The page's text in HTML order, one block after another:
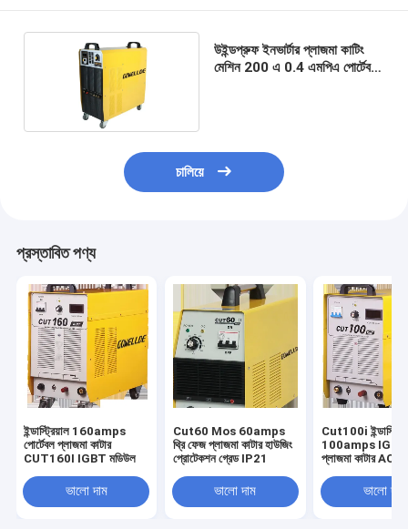
উইন্ডপ্রুফ ইনভার্টার প্লাজমা কাটিং
মেশিন 200 এ 0.4 এমপিএ পোর্টেবল
চালিয়ে
প্রস্তাবিত পণ্য
ইন্ডাস্ট্রিয়াল 160amps
পোর্টেবল প্লাজমা কাটার
CUT160I IGBT মডিউল
ভালো দাম
Cut60 Mos 60amps
থ্রি ফেজ প্লাজমা কাটার হাউজিং
প্রোটেকশন গ্রেড IP21
ভালো দাম
Cut100i
100amps IGBT
প্লাজমা কাটার
ভালো দাম